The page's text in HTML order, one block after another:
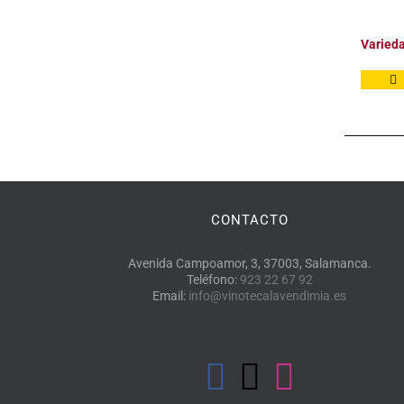
CONTACTO
Avenida Campoamor, 3, 37003, Salamanca.
Teléfono: 923 22 67 92
Email: info@vinotecalavendimia.es